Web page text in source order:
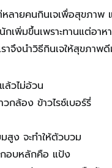
ลายคนกินเจเพื่อสุขภาพ
เพิ่มขึ้นเพราะทานแต่อาห
ราจึงนำวิธีกินเจให้สุขภา
ล้วไม่อ้วน
กล้อง ข้าวไรซ์เบอร์รี่
สูง จะทำให้ตัวบวม
กอบหลักคือ แป้ง